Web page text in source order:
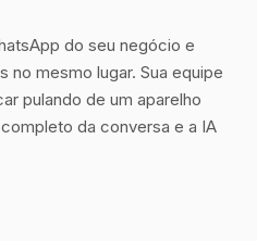
do seu negócio e
no mesmo lugar. Sua equipe
pulando de um aparelho
da conversa e a IA